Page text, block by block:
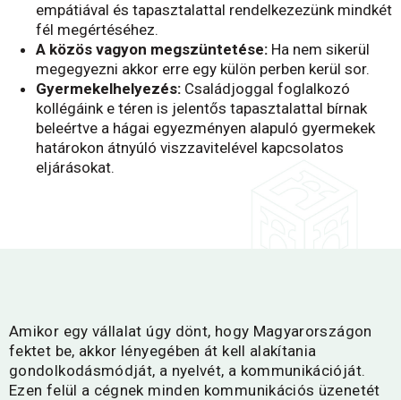
empátiával és tapasztalattal rendelkezezünk mindkét
fél megértéséhez.
A közös vagyon megszüntetése: Ha nem sikerül
megegyezni akkor erre egy külön perben kerül sor.
Gyermekelhelyezés: Családjoggal foglalkozó
kollégáink e téren is jelentős tapasztalattal bírnak
beleértve a hágai egyezményen alapuló gyermekek
határokon átnyúló viszzavitelével kapcsolatos
eljárásokat.
Amikor egy vállalat úgy dönt, hogy Magyarországon
fektet be, akkor lényegében át kell alakítania
gondolkodásmódját, a nyelvét, a kommunikációját.
Ezen felül a cégnek minden kommunikációs üzenetét